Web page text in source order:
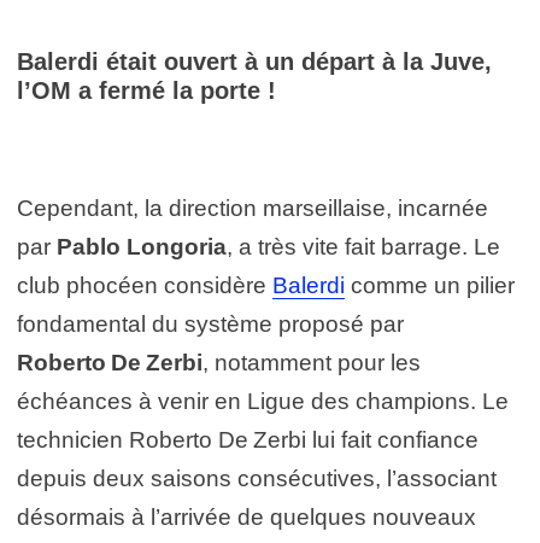
Balerdi était ouvert à un départ à la Juve,
l’OM a fermé la porte !
Cependant, la direction marseillaise, incarnée
par Pablo Longoria, a très vite fait barrage. Le
club phocéen considère Balerdi comme un pilier
fondamental du système proposé par
Roberto De Zerbi, notamment pour les
échéances à venir en Ligue des champions. Le
technicien Roberto De Zerbi lui fait confiance
depuis deux saisons consécutives, l’associant
désormais à l’arrivée de quelques nouveaux